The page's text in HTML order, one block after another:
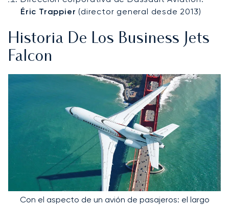
Éric Trappier (director general desde 2013)
Historia De Los Business Jets
Falcon
Con el aspecto de un avión de pasajeros: el largo